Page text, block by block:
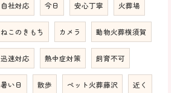
自社対応 今日 安心丁寧 火葬場
ねこのきもち カメラ 動物火葬横須賀
迅速対応 熱中症対策 飼育不可
暑い日 散歩 ペット火葬藤沢 近く